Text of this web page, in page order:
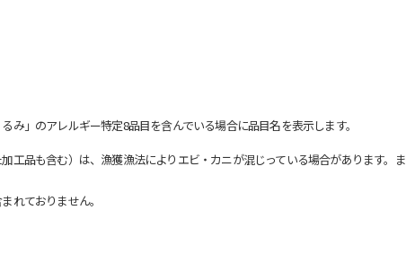
」のアレルギー特定8品目を含んでいる場合に品目名を表示します。
品も含む）は、漁獲漁法によりエビ・カニが混じっている場合があります。
れておりません。